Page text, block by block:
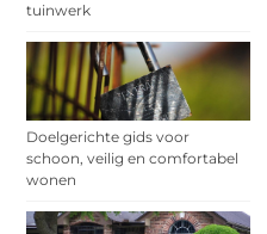
tuinwerk
Doelgerichte gids voor
schoon, veilig en comfortabel
wonen